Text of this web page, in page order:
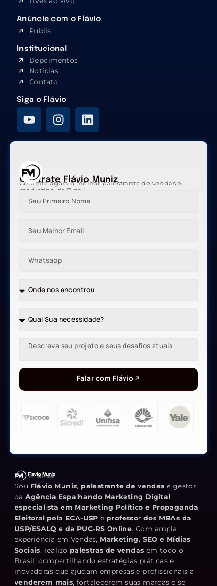
Anúncie com o Flávio
Publis
Institucional
Depoimentos
Notícias
Contato
Siga o Flávio
Contrate Flávio Muniz
Contrate agora o melhor palestrante de vendas e
marketing do Brasil
Falar com Flávio
Sou Flávio Muniz, palestrante de vendas e gestor
daAgência Espalhando Marketing Digital,
especialista em Marketing Político e Propaganda
Eleitoral pela ECA-USP e professor dos MBAs da
USP/ESALQ e da PUC-RS Online. Com ampla
experiência em Vendas, Marketing, SEO e Mídias
Sociais, realizo palestras de vendas em todo o
Brasil, compartilhando estratégias práticas e
inovadoras que ajudam empresas e profissionais a
venderem mais, fortalecerem suas marcas e se